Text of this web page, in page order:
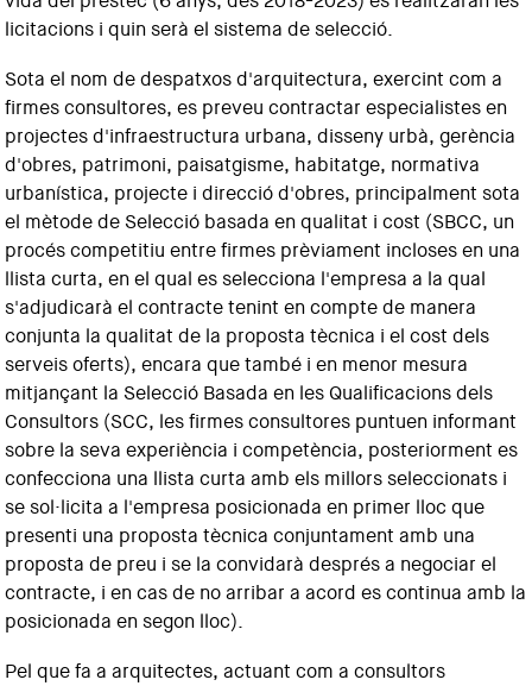
licitacions i quin serà el sistema de selecció.
Sota el nom de despatxos d'arquitectura, exercint com a
firmes consultores, es preveu contractar especialistes en
projectes d'infraestructura urbana, disseny urbà, gerència
d'obres, patrimoni, paisatgisme, habitatge, normativa
urbanística, projecte i direcció d'obres, principalment sota
el mètode de Selecció basada en qualitat i cost (SBCC, un
procés competitiu entre firmes prèviament incloses en una
llista curta, en el qual es selecciona l'empresa a la qual
s'adjudicarà el contracte tenint en compte de manera
conjunta la qualitat de la proposta tècnica i el cost dels
serveis oferts), encara que també i en menor mesura
mitjançant la Selecció Basada en les Qualificacions dels
Consultors (SCC, les firmes consultores puntuen informant
sobre la seva experiència i competència, posteriorment es
confecciona una llista curta amb els millors seleccionats i
se sol·licita a l'empresa posicionada en primer lloc que
presenti una proposta tècnica conjuntament amb una
proposta de preu i se la convidarà després a negociar el
contracte, i en cas de no arribar a acord es continua amb la
posicionada en segon lloc).
Pel que fa a arquitectes, actuant com a consultors